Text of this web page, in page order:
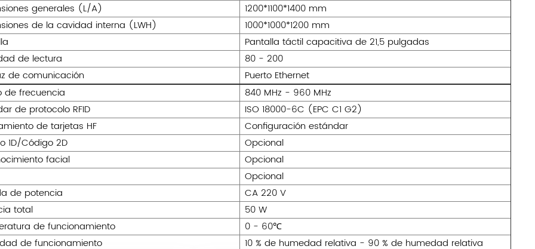
generales (L/A)
1200*1100*1400 mm
de la cavidad interna (LWH)
1000*1000*1200 mm
Pantalla táctil capacitiva de 21,5 pulgadas
de lectura
80 - 200
de comunicación
Puerto Ethernet
de frecuencia
840 MHz - 960 MHz
de protocolo RFID
ISO 18000-6C (EPC C1 G2)
de tarjetas HF
Configuración estándar
1D/Código 2D
Opcional
facial
Opcional
Opcional
de potencia
CA 220 V
total
50 W
de funcionamiento
0 - 60℃
de funcionamiento
10 % de humedad relativa - 90 % de humedad relativa